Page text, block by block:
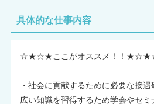
具体的な仕事内容
☆★☆★ここがオススメ！！
・社会に貢献するために必要な接
広い知識を習得するため学会やセ